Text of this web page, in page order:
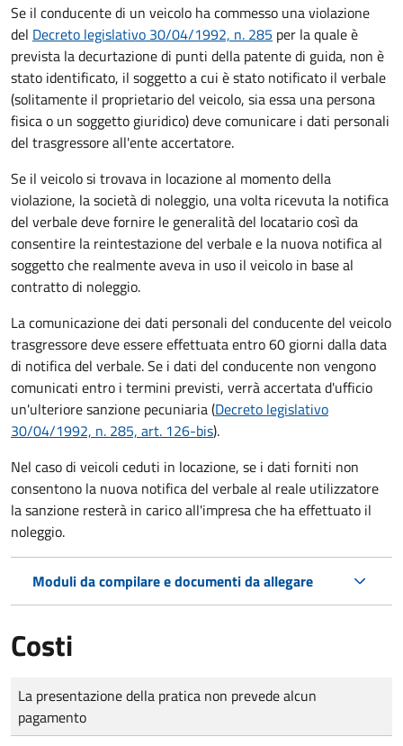
Se il conducente di un veicolo ha commesso una violazione
del Decreto legislativo 30/04/1992, n. 285 per la quale è
prevista la decurtazione di punti della patente di guida, non è
stato identificato, il soggetto a cui è stato notificato il verbale
(solitamente il proprietario del veicolo, sia essa una persona
fisica o un soggetto giuridico) deve comunicare i dati personali
del trasgressore all'ente accertatore.
Se il veicolo si trovava in locazione al momento della
violazione, la società di noleggio, una volta ricevuta la notifica
del verbale deve fornire le generalità del locatario così da
consentire la reintestazione del verbale e la nuova notifica al
soggetto che realmente aveva in uso il veicolo in base al
contratto di noleggio.
La comunicazione dei dati personali del conducente del veicolo
trasgressore deve essere effettuata entro 60 giorni dalla data
di notifica del verbale.Se i dati del conducente non vengono
comunicati entro i termini previsti, verrà accertata d'ufficio
un'ulteriore sanzione pecuniaria (Decreto legislativo
30/04/1992, n. 285, art. 126-bis).
Nel caso di veicoli ceduti in locazione, se i dati forniti non
consentono la nuova notifica del verbale al reale utilizzatore
la sanzione resterà in carico all'impresa che ha effettuato il
noleggio.
Moduli da compilare e documenti da allegare
Costi
Tipo di pagamento
Importo
La presentazione della pratica non prevede alcun
pagamento